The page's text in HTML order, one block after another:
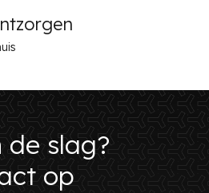
de slag?
op